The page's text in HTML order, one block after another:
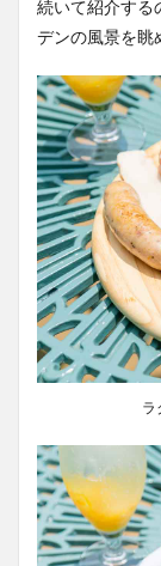
続いて紹介する
デンの風景を眺
ラ